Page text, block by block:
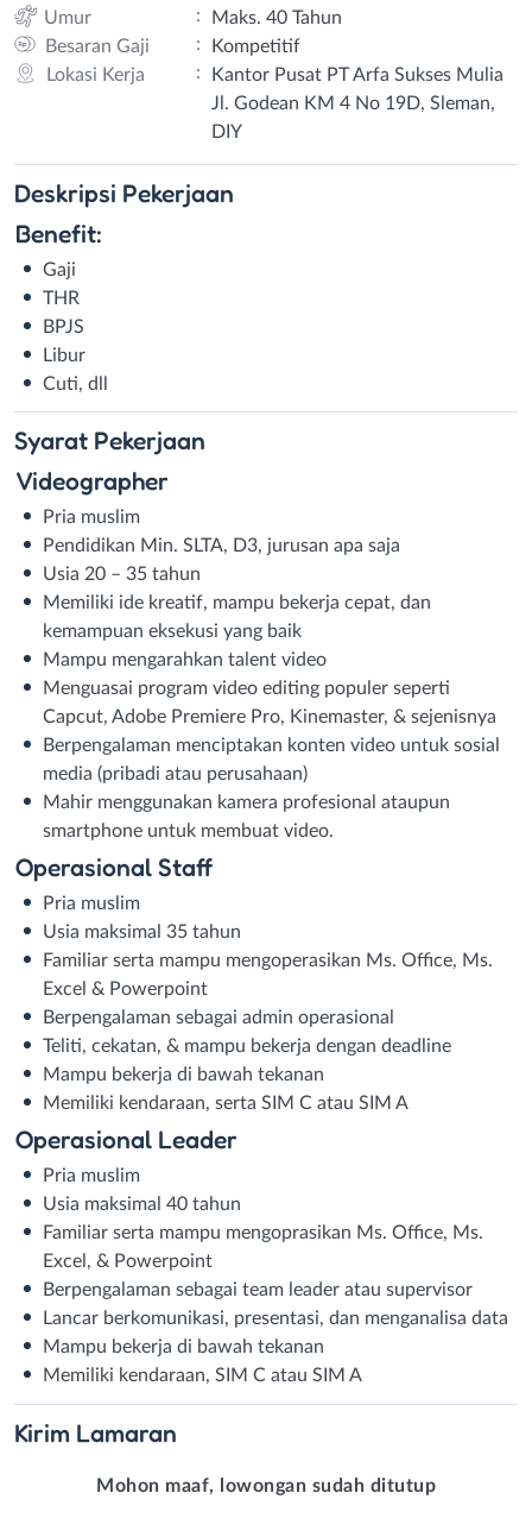
Umur
:
Maks. 40 Tahun
Besaran Gaji
:
Kompetitif
Lokasi Kerja
:
Kantor Pusat PT Arfa Sukses Mulia
Jl. Godean KM 4 No 19D, Sleman,
DIY
Deskripsi Pekerjaan
Benefit:
Gaji
THR
BPJS
Libur
Cuti, dll
Syarat Pekerjaan
Videographer
Pria muslim
Pendidikan Min. SLTA, D3, jurusan apa saja
Usia 20 – 35 tahun
Memiliki ide kreatif, mampu bekerja cepat, dan
kemampuan eksekusi yang baik
Mampu mengarahkan talent video
Menguasai program video editing populer seperti
Capcut, Adobe Premiere Pro, Kinemaster, & sejenisnya
Berpengalaman menciptakan konten video untuk sosial
media (pribadi atau perusahaan)
Mahir menggunakan kamera profesional ataupun
smartphone untuk membuat video.
Operasional Staff
Pria muslim
Usia maksimal 35 tahun
Familiar serta mampu mengoperasikan Ms. Office, Ms.
Excel & Powerpoint
Berpengalaman sebagai admin operasional
Teliti, cekatan, & mampu bekerja dengan deadline
Mampu bekerja di bawah tekanan
Memiliki kendaraan, serta SIM C atau SIM A
Operasional Leader
Pria muslim
Usia maksimal 40 tahun
Familiar serta mampu mengoprasikan Ms. Office, Ms.
Excel, & Powerpoint
Berpengalaman sebagai team leader atau supervisor
Lancar berkomunikasi, presentasi, dan menganalisa data
Mampu bekerja di bawah tekanan
Memiliki kendaraan, SIM C atau SIM A
Kirim Lamaran
Mohon maaf, lowongan sudah ditutup